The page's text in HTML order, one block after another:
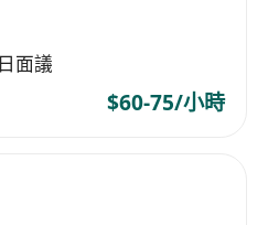
面議
$60-75/小時